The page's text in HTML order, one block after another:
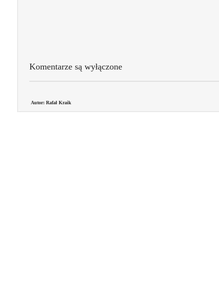
Komentarze są wyłączone
Autor: Rafał Kraik